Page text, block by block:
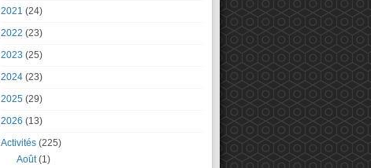
2021 (24)
2022 (23)
2023 (25)
2024 (23)
2025 (29)
2026 (13)
Activités (225)
Août(1)